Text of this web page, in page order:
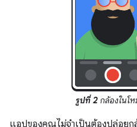
รูปที่ 2กล้องในโ
แอปของคุณไม่จำเป็นต้องปล่อย